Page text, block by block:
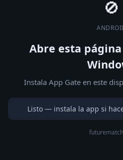
Abre esta página
Instala App Gate en este
Listo — instala la app si